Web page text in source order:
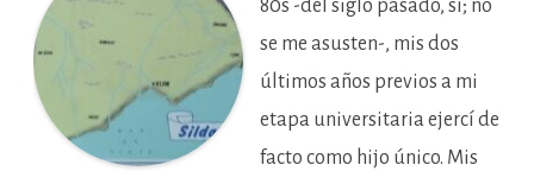
80s -del siglo pasado, sí; no
se me asusten-, mis dos
últimos años previos a mi
etapa universitaria ejercí de
facto como hijo único. Mis